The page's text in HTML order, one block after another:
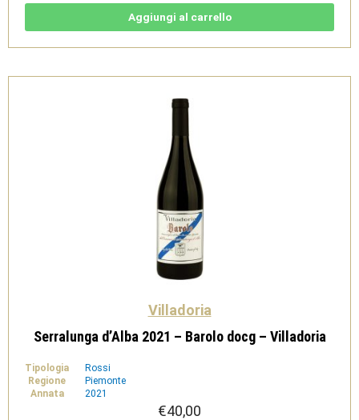
-
Villadoria
Aggiungi al carrello
Villadoria
Serralunga d’Alba 2021 – Barolo docg – Villadoria
Tipologia
Rossi
Regione
Piemonte
Annata
2021
€40,00